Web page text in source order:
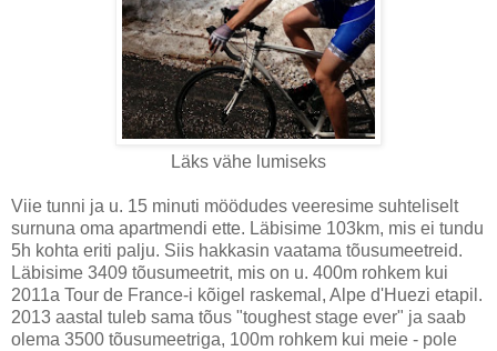
Läks vähe lumiseks
Viie tunni ja u. 15 minuti möödudes veeresime suhteliselt
surnuna oma apartmendi ette. Läbisime 103km, mis ei tundu
5h kohta eriti palju. Siis hakkasin vaatama tõusumeetreid.
Läbisime 3409 tõusumeetrit, mis on u. 400m rohkem kui
2011a Tour de France-i kõigel raskemal, Alpe d'Huezi etapil.
2013 aastal tuleb sama tõus "toughest stage ever" ja saab
olema 3500 tõusumeetriga, 100m rohkem kui meie - pole